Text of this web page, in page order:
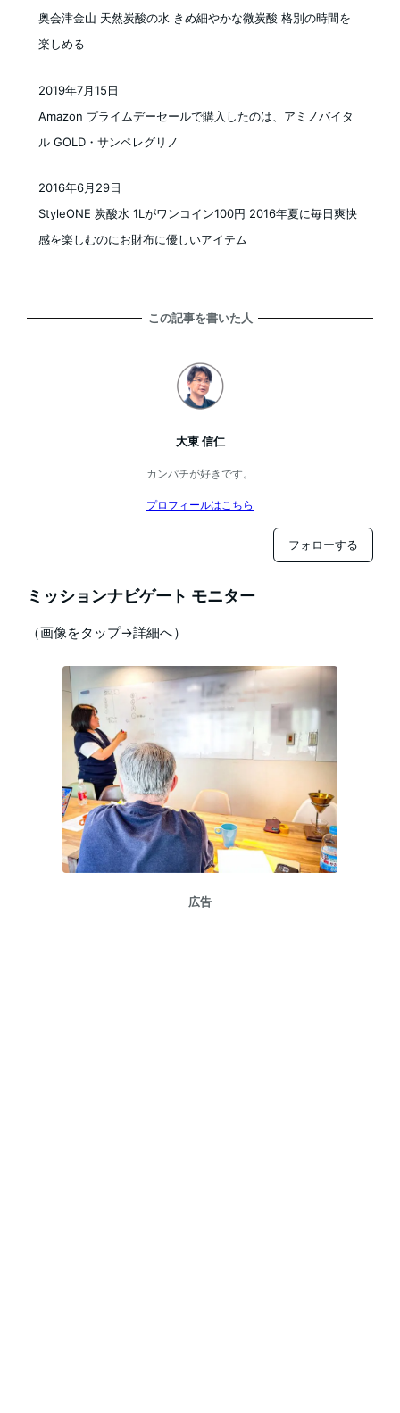
奥会津金山 天然炭酸の水 きめ細やかな微炭酸 格別の時間を
楽しめる
Amazon プライムデーセールで購入したのは、アミノバイタ
ル GOLD・サンペレグリノ
投稿日
2019年7月15日
StyleONE 炭酸水 1Lがワンコイン100円 2016年夏に毎日爽快
感を楽しむのにお財布に優しいアイテム
2016年6月29日
この記事を書いた人
大東 信仁
カンパチが好きです。
プロフィールはこちら
フォローする
ミッションナビゲート モニター
（画像をタップ→詳細へ）
広告